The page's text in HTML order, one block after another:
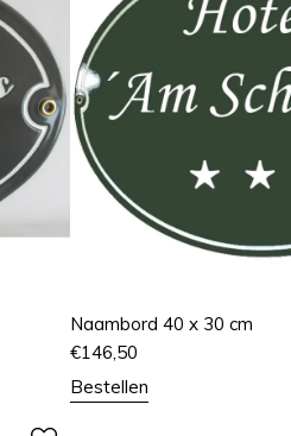
Naambord 40 x 30 cm
€146,50
Bestellen